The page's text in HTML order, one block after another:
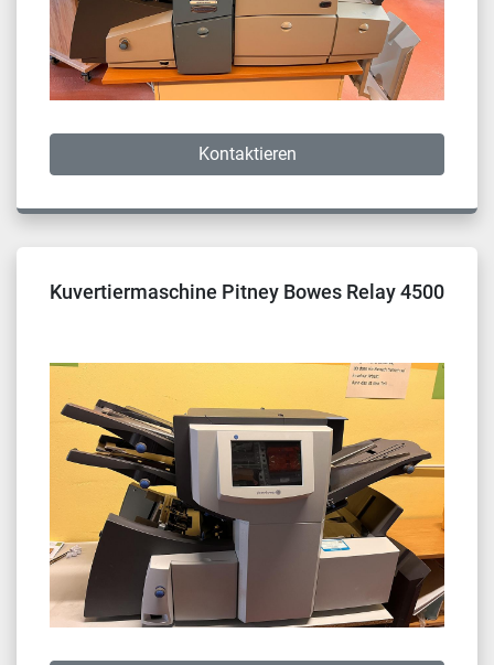
Kontaktieren
Kuvertiermaschine Pitney Bowes Relay 4500